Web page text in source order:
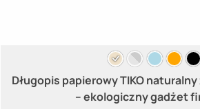
Długopis papierowy TIKO
– ekologiczny gadżet